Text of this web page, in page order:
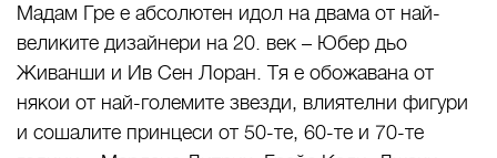
Мадам Гре е абсолютен идол на двама от най-
великите дизайнери на 20. век – Юбер дьо
Живанши и Ив Сен Лоран. Тя е обожавана от
някои от най-големите звезди, влиятелни фигури
и сошалите принцеси от 50-те, 60-те и 70-те